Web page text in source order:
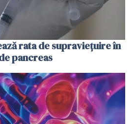
rata de supraviețuire în
pancreas